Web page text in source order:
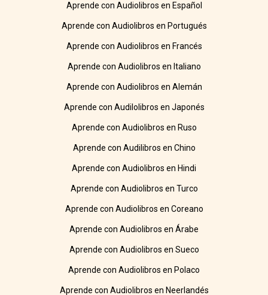
Aprende con Audiolibros en Español
Aprende con Audiolibros en Portugués
Aprende con Audiolibros en Francés
Aprende con Audiolibros en Italiano
Aprende con Audiolibros en Alemán
Aprende con Audilolibros en Japonés
Aprende con Audiolibros en Ruso
Aprende con Audilibros en Chino
Aprende con Audiolibros en Hindi
Aprende con Audiolibros en Turco
Aprende con Audiolibros en Coreano
Aprende con Audiolibros en Árabe
Aprende con Audiolibros en Sueco
Aprende con Audiolibros en Polaco
Aprende con Audiolibros en Neerlandés